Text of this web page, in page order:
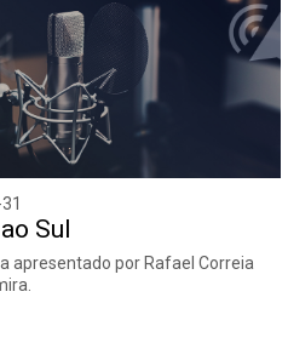
Sul
apresentado por Rafael Correia